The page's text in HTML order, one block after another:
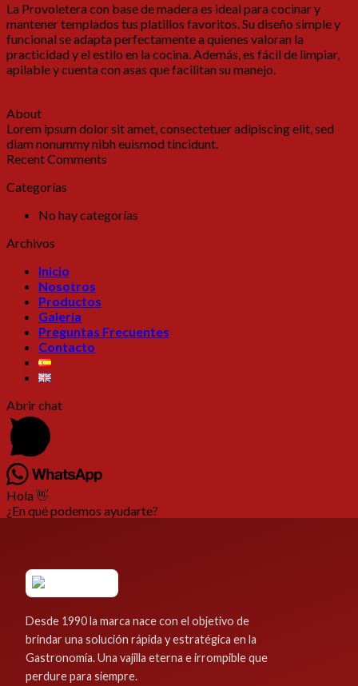
La Provoletera con base de madera es ideal para cocinar y
mantener templados tus platillos favoritos. Su diseño simple y
funcional se adapta perfectamente a quienes valoran la
practicidad y el estilo en la cocina. Además, es fácil de limpiar,
apilable y cuenta con asas que facilitan su manejo.
About
Lorem ipsum dolor sit amet, consectetuer adipiscing elit, sed
diam nonummy nibh euismod tincidunt.
Recent Comments
Categorías
No hay categorías
Archivos
Inicio
Nosotros
Productos
Galería
Preguntas Frecuentes
Contacto
Abrir chat
Hola 👋
¿En qué podemos ayudarte?
Desde 1990 la marca nace con el objetivo de
brindar una solución rápida y estratégica en la
Gastronomía. Una vajilla eterna e irrompible que
perdure para siempre.